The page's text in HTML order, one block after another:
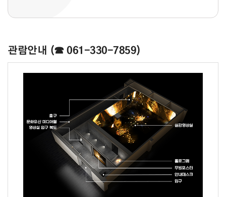
관람안내 (☎ 061-330-7859)